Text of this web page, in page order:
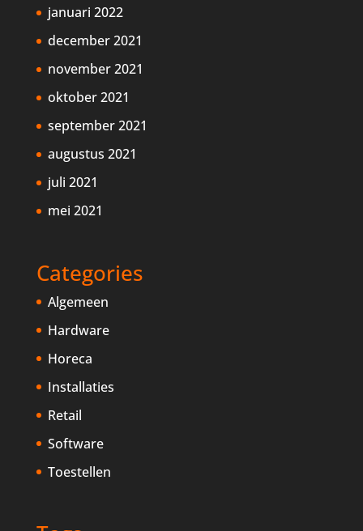
januari 2022
december 2021
november 2021
oktober 2021
september 2021
augustus 2021
juli 2021
mei 2021
Categories
Algemeen
Hardware
Horeca
Installaties
Retail
Software
Toestellen